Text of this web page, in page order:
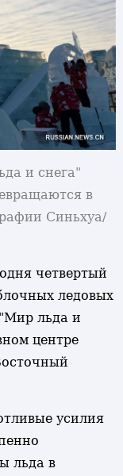
и снега"
в
Синьхуа/
четвертый
ледовых
льда и
центре
усилия
льда в